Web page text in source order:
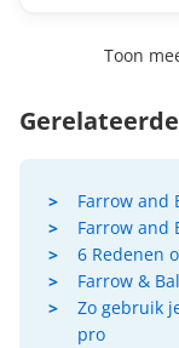
Toon
Farrow and
Farrow and
6 Redenen
Farrow &
Zo gebruik
pro